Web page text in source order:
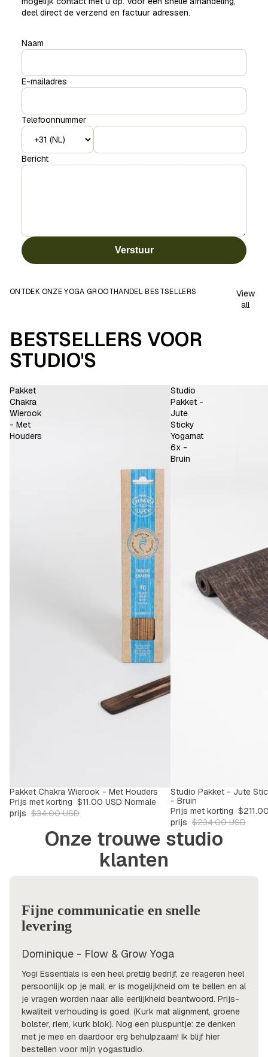
deel direct de verzend en factuur adressen.
Naam
E-mailadres
Telefoonnummer
Bericht
Verstuur
ONTDEK ONZE YOGA GROOTHANDEL BESTSELLERS
BESTSELLERS VOOR
STUDIO'S
View
all
Pakket
Chakra
Wierook
- Met
Houders
SALE
-67%
Pakket Chakra Wierook - Met Houders
Prijs met korting $11.00 USD Normale
prijs $34.00 USD
Studio
Pakket -
Jute
Sticky
Yogamat
6x -
Bruin
SALE
-9%
Studio Pakket - Jute
- Bruin
Prijs met korting
prijs $234.00 USD
Onze trouwe studio
klanten
Fijne communicatie en snelle
levering
Dominique - Flow & Grow Yoga
Yogi Essentials is een heel prettig bedrijf, ze reageren heel
persoonlijk op je mail, er is mogelijkheid om te bellen en al
je vragen worden naar alle eerlijkheid beantwoord. Prijs-
kwaliteit verhouding is goed. (Kurk mat alignment, groene
bolster, riem, kurk blok). Nog een pluspuntje: ze denken
met je mee en daardoor erg behulpzaam! Ik blijf hier
bestellen voor mijn yogastudio.